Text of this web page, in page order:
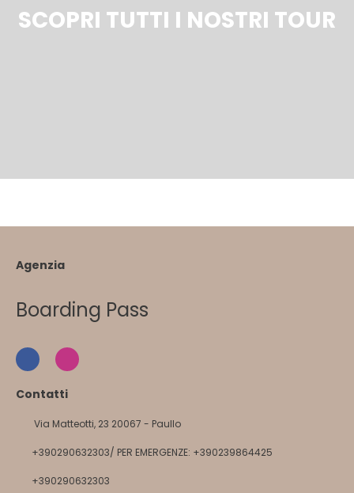
SCOPRI TUTTI I NOSTRI TOUR
Agenzia
Boarding Pass
Contatti
Via Matteotti, 23 20067 - Paullo
+390290632303/ PER EMERGENZE: +390239864425
+390290632303